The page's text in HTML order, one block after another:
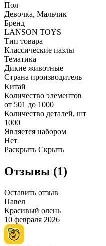
Пол
Девочка, Мальчик
Бренд
LANSON TOYS
Тип товара
Классические пазлы
Тематика
Дикие животные
Страна производитель
Китай
Количество элементов
от 501 до 1000
Количество деталей, шт
1000
Является набором
Нет
Раскрыть Скрыть
Отзывы (1)
Оставить отзыв
Павел
Красивый олень
10 февраля 2026